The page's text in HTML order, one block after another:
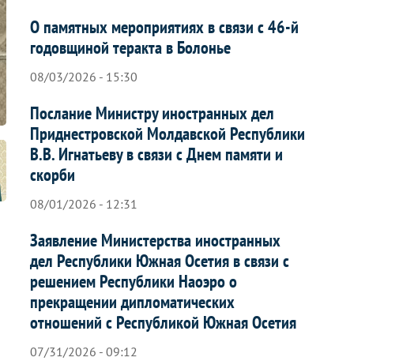
О памятных мероприятиях в связи с 46-й
годовщиной теракта в Болонье
08/03/2026 - 15:30
Послание Министру иностранных дел
Приднестровской Молдавской Республики
В.В. Игнатьеву в связи с Днем памяти и
скорби
08/01/2026 - 12:31
Заявление Министерства иностранных
дел Республики Южная Осетия в связи с
решением Республики Наоэро о
прекращении дипломатических
отношений с Республикой Южная Осетия
07/31/2026 - 09:12